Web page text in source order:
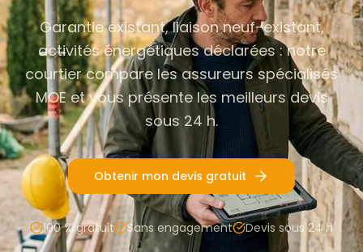
Garantie existant, liaison neuf-existant,
activités énergétiques déclarées : notre
courtier compare les assureurs spécialisés
MOE et vous présente les meilleurs devis
sous 24 h.
Obtenir mon devis gratuit
100 % gratuit Sans engagement Devis sous 24 h